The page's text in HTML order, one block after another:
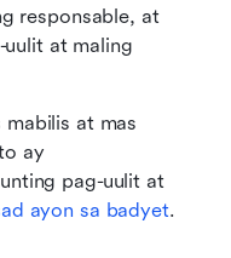
responsable, at
uulit at maling
mabilis at mas
ay
pag-uulit at
ayon sa badyet.